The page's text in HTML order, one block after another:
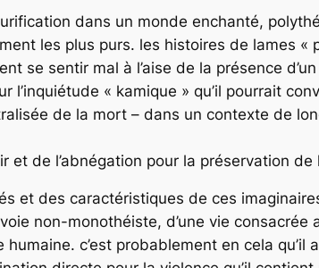
dans un monde enchanté,
les plus purs. les histoires de lames «
se sentir mal à l’aise de la présence
l’inquiétude « kamique » qu’il pourrait
de la mort – dans un contexte de
de l’abnégation pour la préservation de
et des caractéristiques de ces
voie non-monothéiste, d’une vie
humaine. c’est probablement en cela